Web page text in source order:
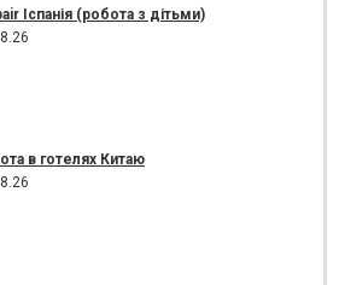
Іспанія (робота з дітьми)
в готелях Китаю